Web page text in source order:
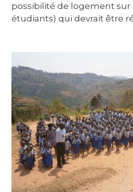
possibilité de logement sur
étudiants) qui devrait être